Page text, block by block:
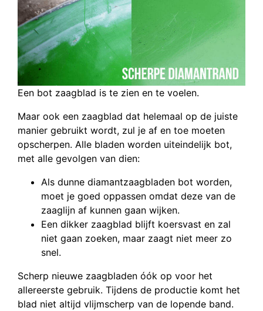
Een bot zaagblad is te zien en te voelen.
Maar ook een zaagblad dat helemaal op de juiste
manier gebruikt wordt, zul je af en toe moeten
opscherpen. Alle bladen worden uiteindelijk bot,
met alle gevolgen van dien:
Als dunne diamantzaagbladen bot worden,
moet je goed oppassen omdat deze van de
zaaglijn af kunnen gaan wijken.
Een dikker zaagblad blijft koersvast en zal
niet gaan zoeken, maar zaagt niet meer zo
snel.
Scherp nieuwe zaagbladen óók op voor het
allereerste gebruik. Tijdens de productie komt het
blad niet altijd vlijmscherp van de lopende band.